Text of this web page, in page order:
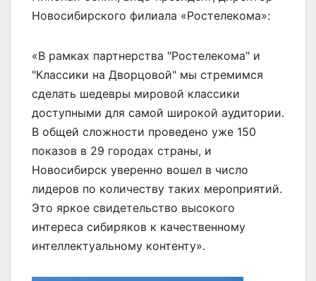
Новосибирского филиала «Ростелекома»:
«В рамках партнерства "Ростелекома" и
"Классики на Дворцовой" мы стремимся
сделать шедевры мировой классики
доступными для самой широкой аудитории.
В общей сложности проведено уже 150
показов в 29 городах страны, и
Новосибирск уверенно вошел в число
лидеров по количеству таких мероприятий.
Это яркое свидетельство высокого
интереса сибиряков к качественному
интеллектуальному контенту».